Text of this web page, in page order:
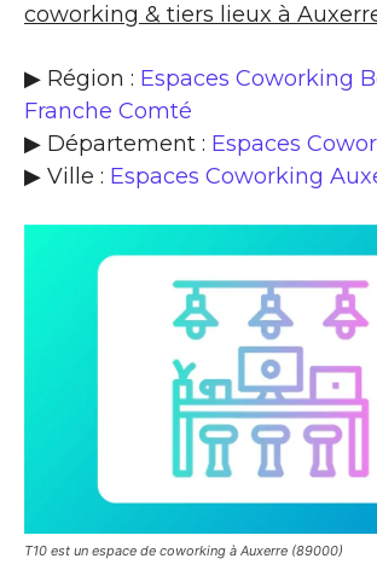
coworking & tiers lieux à
▶ Région : Espaces Coworking
Franche Comté
▶ Département : Espaces
▶ Ville : Espaces Coworking
T10 est un espace de coworking à Auxerre (89000)